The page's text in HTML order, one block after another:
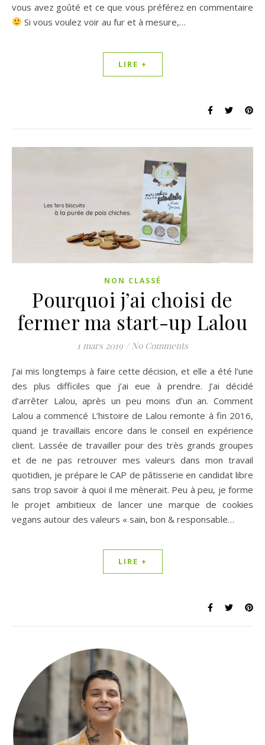
vous avez goûté et ce que vous préférez en commentaire
Si vous voulez voir au fur et à mesure,…
LIRE +
NON CLASSÉ
Pourquoi j’ai choisi de
fermer ma start-up Lalou
1 mars 2019 / No Comments
J’ai mis longtemps à faire cette décision, et elle a été l’une
des plus difficiles que j’ai eue à prendre. J’ai décidé
d’arrêter Lalou, après un peu moins d’un an. Comment
Lalou a commencé L’histoire de Lalou remonte à fin 2016,
quand je travaillais encore dans le conseil en expérience
client. Lassée de travailler pour des très grands groupes
et de ne pas retrouver mes valeurs dans mon travail
quotidien, je prépare le CAP de pâtisserie en candidat libre
sans trop savoir à quoi il me mènerait. Peu à peu, je forme
le projet ambitieux de lancer une marque de cookies
vegans autour des valeurs « sain, bon & responsable…
LIRE +